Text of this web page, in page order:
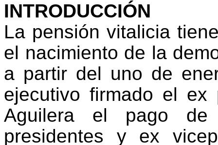
INTRODUCCIÓN
La pensión vitalicia
el nacimiento de la
a partir del uno de
ejecutivo firmado el ex
Aguilera el pago
presidentes y ex